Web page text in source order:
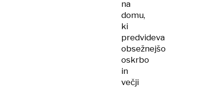
na
domu,
ki
predvideva
obsežnejšo
oskrbo
in
večji